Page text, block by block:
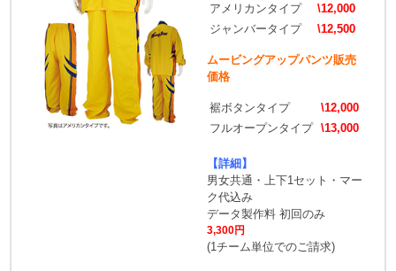
アメリカンタイプ
\12,000
ジャンバータイプ
\12,500
ムービングアップパンツ販売
価格
裾ボタンタイプ
\12,000
フルオープンタイプ \13,000
【詳細】
男女共通・上下1セット・マー
ク代込み
データ製作料 初回のみ
3,300円
(1チーム単位でのご請求)